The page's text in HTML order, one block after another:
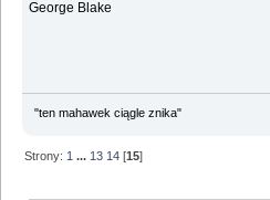
George Blake
"ten mahawek ciągle znika"
Strony: 1 ... 13 14 [15]